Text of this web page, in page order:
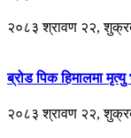
२०८३ श्रावण २२,
ब्रोड पिक हिमालमा
२०८३ श्रावण २२,